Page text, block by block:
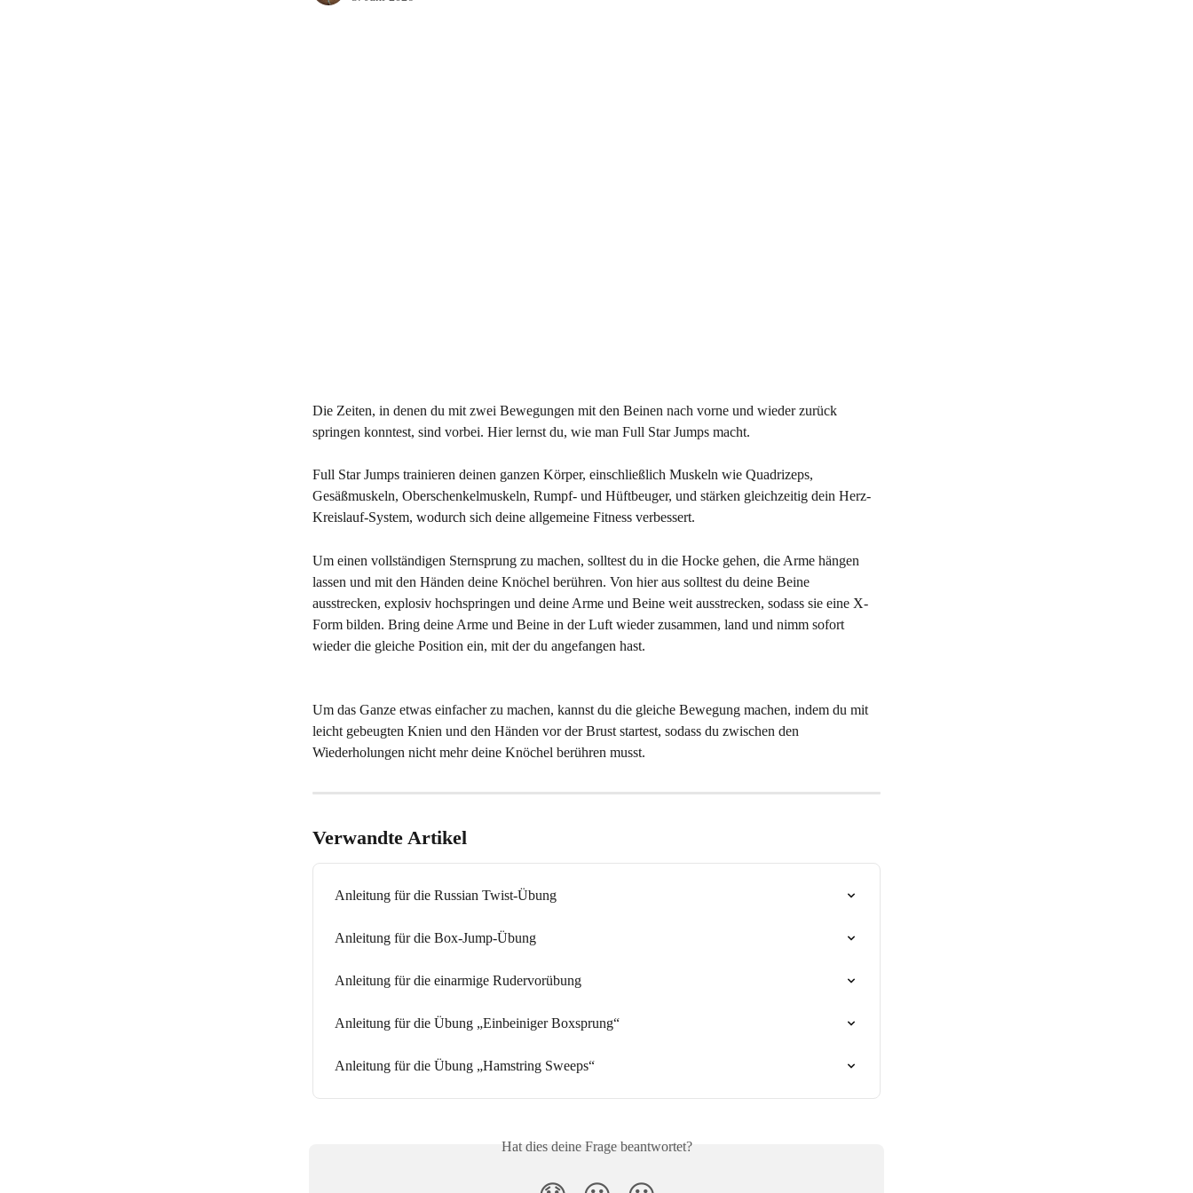
Die Zeiten, in denen du mit zwei Bewegungen mit den Beinen nach vorne und wieder zurück
springen konntest, sind vorbei. Hier lernst du, wie man Full Star Jumps macht.
Full Star Jumps trainieren deinen ganzen Körper, einschließlich Muskeln wie Quadrizeps,
Gesäßmuskeln, Oberschenkelmuskeln, Rumpf- und Hüftbeuger, und stärken gleichzeitig dein Herz-
Kreislauf-System, wodurch sich deine allgemeine Fitness verbessert.
Um einen vollständigen Sternsprung zu machen, solltest du in die Hocke gehen, die Arme hängen
lassen und mit den Händen deine Knöchel berühren. Von hier aus solltest du deine Beine
ausstrecken, explosiv hochspringen und deine Arme und Beine weit ausstrecken, sodass sie eine X-
Form bilden. Bring deine Arme und Beine in der Luft wieder zusammen, land und nimm sofort
wieder die gleiche Position ein, mit der du angefangen hast.
Um das Ganze etwas einfacher zu machen, kannst du die gleiche Bewegung machen, indem du mit
leicht gebeugten Knien und den Händen vor der Brust startest, sodass du zwischen den
Wiederholungen nicht mehr deine Knöchel berühren musst.
Verwandte Artikel
Anleitung für die Russian Twist-Übung
Anleitung für die Box-Jump-Übung
Anleitung für die einarmige Rudervorübung
Anleitung für die Übung „Einbeiniger Boxsprung“
Anleitung für die Übung „Hamstring Sweeps“
Hat dies deine Frage beantwortet?